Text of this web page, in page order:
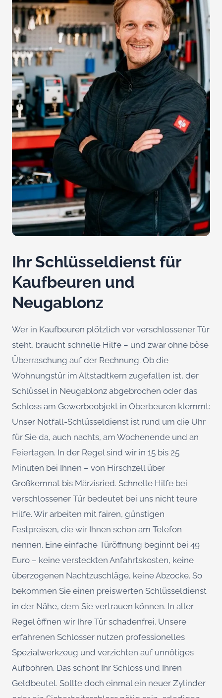
Ihr Schlüsseldienst für
Kaufbeuren und
Neugablonz
Wer in Kaufbeuren plötzlich vor verschlossener Tür
steht, braucht schnelle Hilfe – und zwar ohne böse
Überraschung auf der Rechnung. Ob die
Wohnungstür im Altstadtkern zugefallen ist, der
Schlüssel in Neugablonz abgebrochen oder das
Schloss am Gewerbeobjekt in Oberbeuren klemmt:
Unser Notfall-Schlüsseldienst ist rund um die Uhr
für Sie da, auch nachts, am Wochenende und an
Feiertagen. In der Regel sind wir in 15 bis 25
Minuten bei Ihnen – von Hirschzell über
Großkemnat bis Märzisried. Schnelle Hilfe bei
verschlossener Tür bedeutet bei uns nicht teure
Hilfe. Wir arbeiten mit fairen, günstigen
Festpreisen, die wir Ihnen schon am Telefon
nennen. Eine einfache Türöffnung beginnt bei 49
Euro – keine versteckten Anfahrtskosten, keine
überzogenen Nachtzuschläge, keine Abzocke. So
bekommen Sie einen preiswerten Schlüsseldienst
in der Nähe, dem Sie vertrauen können. In aller
Regel öffnen wir Ihre Tür schadenfrei. Unsere
erfahrenen Schlosser nutzen professionelles
Spezialwerkzeug und verzichten auf unnötiges
Aufbohren. Das schont Ihr Schloss und Ihren
Geldbeutel. Sollte doch einmal ein neuer Zylinder